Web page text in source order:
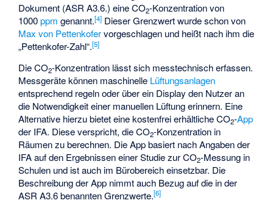
Dokument (ASR A3.6.) eine CO2-Konzentration von
1000ppm genannt.[4] Dieser Grenzwert wurde schon von
Max von Pettenkofervorgeschlagen und heißt nach ihm die
„Pettenkofer-Zahl“.[5]
Die CO2-Konzentration lässt sich messtechnisch erfassen.
Messgeräte können maschinelle Lüftungsanlagen
entsprechend regeln oder über ein Display den Nutzer an
die Notwendigkeit einer manuellen Lüftung erinnern. Eine
Alternative hierzu bietet eine kostenfrei erhältliche CO2-App
der IFA. Diese verspricht, die CO2-Konzentration in
Räumen zu berechnen. Die App basiert nach Angaben der
IFA auf den Ergebnissen einer Studie zur CO2-Messung in
Schulen und ist auch im Bürobereich einsetzbar. Die
Beschreibung der App nimmt auch Bezug auf die in der
ASR A3.6 benannten Grenzwerte.[6]